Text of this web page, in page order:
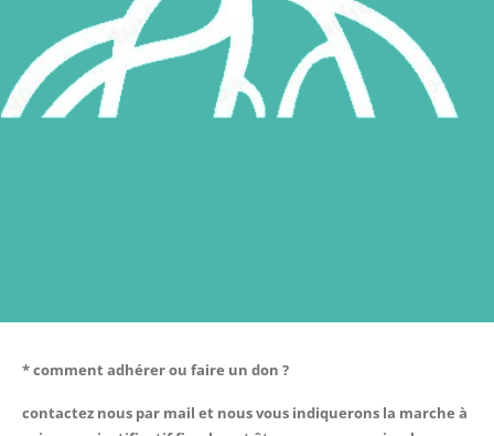
* comment adhérer ou faire un don ?
contactez nous par mail et nous vous indiquerons la marche à